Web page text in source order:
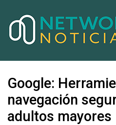
Google:
navegación
adultos mayores